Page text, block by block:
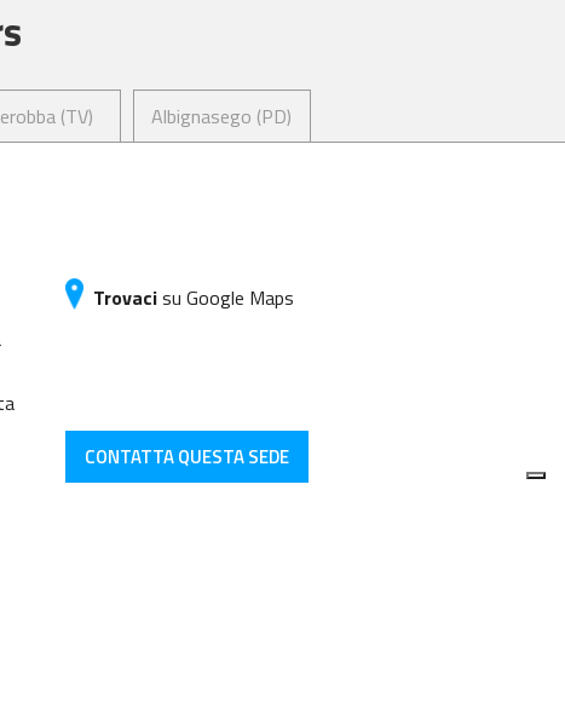
(TV) Albignasego (PD)
Trovacisu Google Maps
CONTATTA QUESTA SEDE